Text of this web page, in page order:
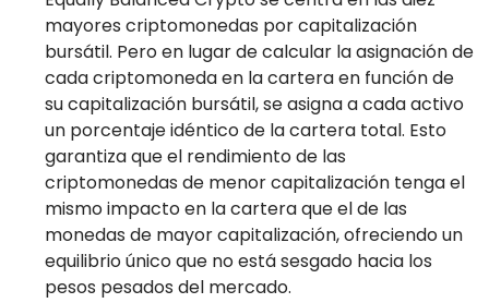
mayores criptomonedas por capitalización
bursátil. Pero en lugar de calcular la asignación de
cada criptomoneda en la cartera en función de
su capitalización bursátil, se asigna a cada activo
un porcentaje idéntico de la cartera total. Esto
garantiza que el rendimiento de las
criptomonedas de menor capitalización tenga el
mismo impacto en la cartera que el de las
monedas de mayor capitalización, ofreciendo un
equilibrio único que no está sesgado hacia los
pesos pesados del mercado.